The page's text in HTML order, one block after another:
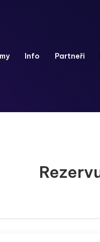
Info Partneři